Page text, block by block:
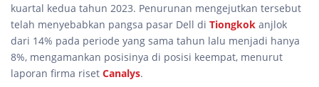
kuartal kedua tahun 2023. Penurunan mengejutkan tersebut
telah menyebabkan pangsa pasar Dell di Tiongkok anjlok
dari 14% pada periode yang sama tahun lalu menjadi hanya
8%, mengamankan posisinya di posisi keempat, menurut
laporan firma riset Canalys.